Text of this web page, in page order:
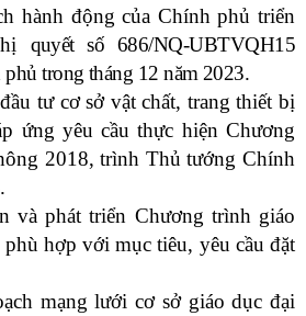
hành động của Chính phủ triển
quyết số 686/NQ-UBTVQH15
trong tháng 12 năm 2023.
tư cơ sở vật chất, trang thiết bị
ứng yêu cầu thực hiện Chương
2018, trình Thủ tướng Chính
và phát triển Chương trình giáo
hợp với mục tiêu, yêu cầu đặt
mạng lưới cơ sở giáo dục đại